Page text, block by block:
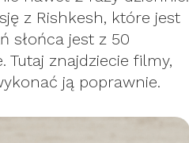
z Rishkesh, które jest
słońca jest z 50
znajdziecie filmy,
ją poprawnie.